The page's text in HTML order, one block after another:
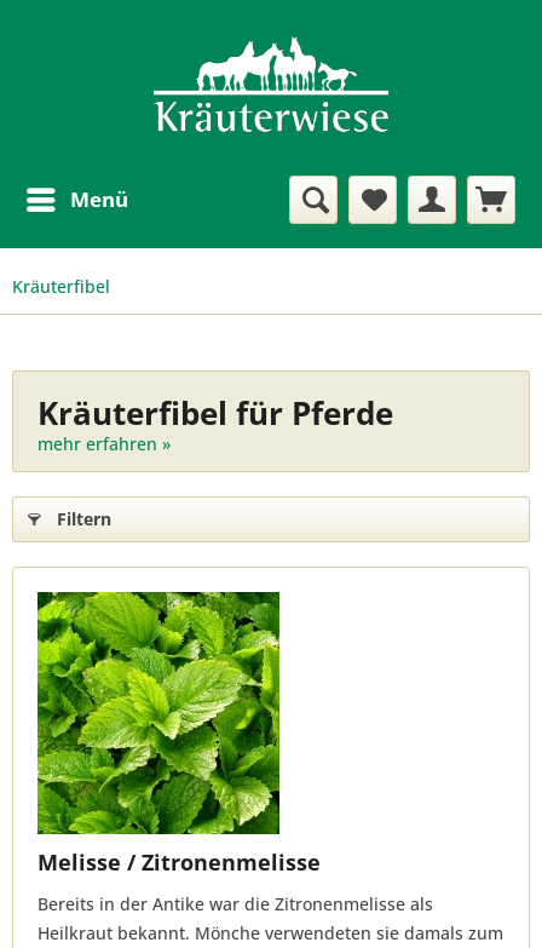
Menü
Kräuterfibel
Kräuterfibel für Pferde
mehr erfahren »
Filtern
Melisse / Zitronenmelisse
Bereits in der Antike war die Zitronenmelisse als
Heilkraut bekannt. Mönche verwendeten sie damals zum